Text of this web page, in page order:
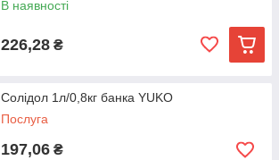
В наявності
226,28 ₴
Солідол 1л/0,8кг банка YUKO
Послуга
197,06 ₴